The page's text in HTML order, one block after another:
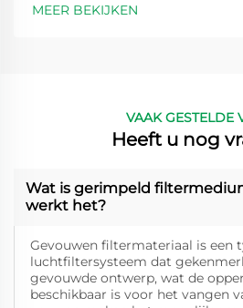
MEER BEKIJKEN
VAAK GESTELDE
Heeft u nog
Wat is gerimpeld
werkt het?
Gevouwen filtermateriaal is een
luchtfiltersysteem dat
gevouwde ontwerp, wat de
beschikbaar is voor het vangen